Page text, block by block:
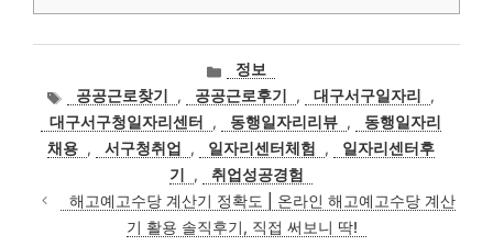
카
테
고
리
정보
태
그
공공근로찾기 , 공공근로후기 , 대구서구일자리
,
대구서구청일자리센터
, 동행일자리리뷰 ,
동행일자리
채용 , 서구청취업 , 일자리센터체험 ,
일자리센터후
기
,
취업성공경험
해고예고수당 계산기 정확도 | 온라인 해고예고수당 계산
기 활용 솔직후기, 직접 써보니 딱!